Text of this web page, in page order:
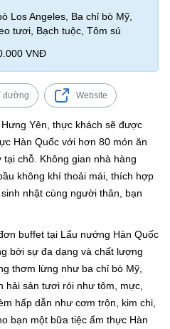
Los Angeles, Ba chỉ bò Mỹ,
tươi, Bạch tuộc, Tôm sú
VNĐ
đường Website
Yên, thực khách sẽ được
Hàn Quốc với hơn 80 món ăn
chỗ. Không gian nhà hàng
không khí thoải mái, thích hợp
nhật cùng người thân, bạn
buffet tại Lẩu nướng Hàn Quốc
bởi sự đa dạng và chất lượng
thơm lừng như ba chỉ bò Mỹ,
hải sản tươi rói như tôm, mực,
hấp dẫn như cơm trộn, kim chi,
bạn một bữa tiệc ẩm thực Hàn